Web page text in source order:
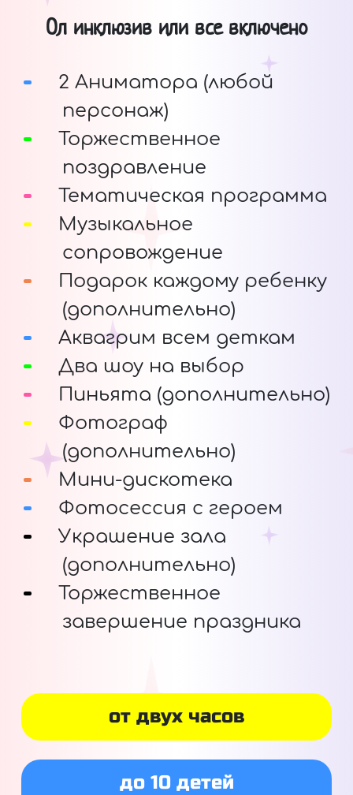
Ол инклюзив или все включено
2 Аниматора (любой
персонаж)
Торжественное
поздравление
Тематическая программа
Музыкальное
сопровождение
Подарок каждому ребенку
(дополнительно)
Аквагрим всем деткам
Два шоу на выбор
Пиньята (дополнительно)
Фотограф
(дополнительно)
Мини-дискотека
Фотосессия с героем
Украшение зала
(дополнительно)
Торжественное
завершение праздника
от двух часов
до 10 детей